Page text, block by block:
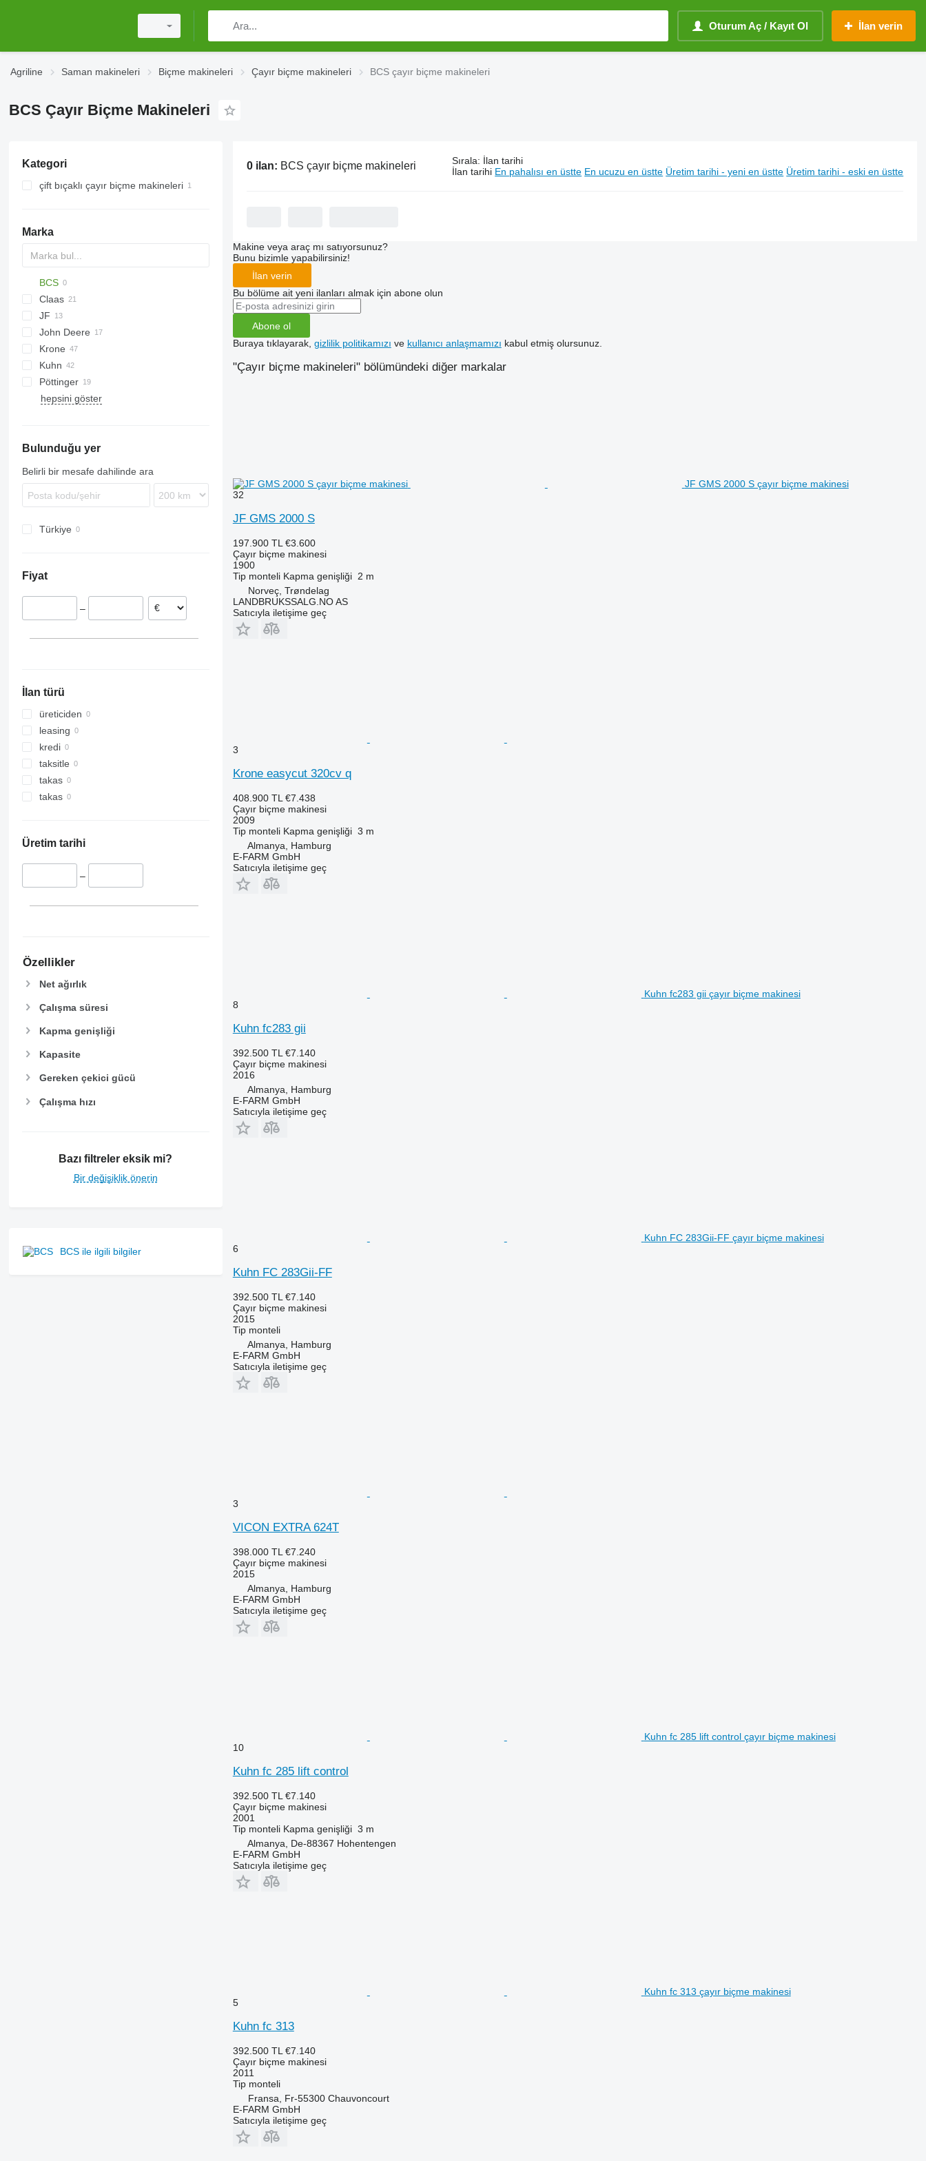
Oturum Aç / Kayıt Ol İlan verin
Agriline Saman makineleri Biçme makineleri Çayır biçme makineleri BCS çayır biçme makineleri
BCS Çayır Biçme Makineleri
Kategori
çift bıçaklı çayır biçme makineleri
Marka
BCS
Claas
Direct Disc
Disco
SM
Slicer
JF
John Deere
331
530
730
990
Krone
AMT
Easycut
Kuhn
FC
Splendimo
MU
Pöttinger
Cat
KDD
R-series
Extra
hepsini göster
Bulunduğu yer
Belirli bir mesafe dahilinde ara
Türkiye
Fiyat
–
İlan türü
üreticiden
leasing
kredi
taksitle
takas
takas
Üretim tarihi
–
Özellikler
Net ağırlık
Çalışma süresi
Kapma genişliği
Kapasite
Gereken çekici gücü
Çalışma hızı
Bazı filtreler eksik mi?
Bir değişiklik önerin
BCS ile ilgili bilgiler
0 ilan: BCS çayır biçme makineleri Sırala: İlan tarihi
İlan tarihi En pahalısı en üstte En ucuzu en üstte Üretim tarihi - yeni en üstte Üretim tarihi - eski en üstte
Makine veya araç mı satıyorsunuz?
Bunu bizimle yapabilirsiniz!
İlan verin
Bu bölüme ait yeni ilanları almak için abone olun
Abone ol
Buraya tıklayarak, gizlilik politikamızı ve kullanıcı anlaşmamızı kabul etmiş olursunuz.
"Çayır biçme makineleri" bölümündeki diğer markalar
JF GMS 2000 S çayır biçme makinesi
32
JF GMS 2000 S
197.900 TL €3.600
Çayır biçme makinesi
1900
Tip monteli Kapma genişliği 2 m
Norveç, Trøndelag
LANDBRUKSSALG.NO AS
Satıcıyla iletişime geç
3
Krone easycut 320cv q
408.900 TL €7.438
Çayır biçme makinesi
2009
Tip monteli Kapma genişliği 3 m
Almanya, Hamburg
E-FARM GmbH
Satıcıyla iletişime geç
Kuhn fc283 gii çayır biçme makinesi
8
Kuhn fc283 gii
392.500 TL €7.140
Çayır biçme makinesi
2016
Almanya, Hamburg
E-FARM GmbH
Satıcıyla iletişime geç
Kuhn FC 283Gii-FF çayır biçme makinesi
6
Kuhn FC 283Gii-FF
392.500 TL €7.140
Çayır biçme makinesi
2015
Tip monteli
Almanya, Hamburg
E-FARM GmbH
Satıcıyla iletişime geç
3
VICON EXTRA 624T
398.000 TL €7.240
Çayır biçme makinesi
2015
Almanya, Hamburg
E-FARM GmbH
Satıcıyla iletişime geç
Kuhn fc 285 lift control çayır biçme makinesi
10
Kuhn fc 285 lift control
392.500 TL €7.140
Çayır biçme makinesi
2001
Tip monteli Kapma genişliği 3 m
Almanya, De-88367 Hohentengen
E-FARM GmbH
Satıcıyla iletişime geç
Kuhn fc 313 çayır biçme makinesi
5
Kuhn fc 313
392.500 TL €7.140
Çayır biçme makinesi
2011
Tip monteli
Fransa, Fr-55300 Chauvoncourt
E-FARM GmbH
Satıcıyla iletişime geç